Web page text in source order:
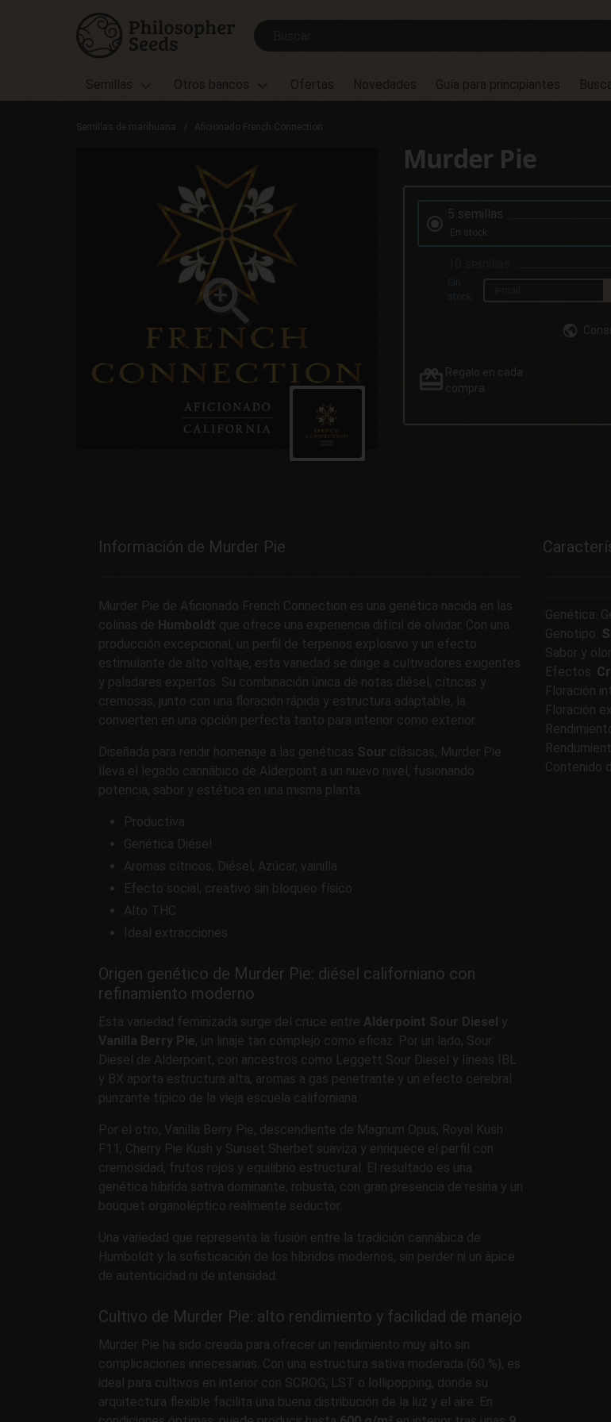
Semillas Otros bancos Ofertas Novedades Guía para principiantes
Semillas de marihuana Aficionado French Connection
Murder Pie
5 semillas
En stock
Sin
stock.
Regalo en cada
compra
Información de Murder Pie
Murder Pie de Aficionado French Connection es una genética nacida en las
colinas de Humboldt que ofrece una experiencia difícil de olvidar. Con una
producción excepcional, un perfil de terpenos explosivo y un efecto
estimulante de alto voltaje, esta variedad se dirige a cultivadores exigentes
y paladares expertos. Su combinación única de notas diésel, cítricas y
cremosas, junto con una floración rápida y estructura adaptable, la
convierten en una opción perfecta tanto para interior como exterior.
Diseñada para rendir homenaje a las genéticas Sour clásicas, Murder Pie
lleva el legado cannábico de Alderpoint a un nuevo nivel, fusionando
potencia, sabor y estética en una misma planta.
Productiva
Genética Diésel
Aromas cítricos, Diésel, Azúcar, vainilla
Efecto social, creativo sin bloqueo físico
Alto THC
Ideal extracciones
Origen genético de Murder Pie: diésel californiano con
refinamiento moderno
Esta variedad feminizada surge del cruce entre Alderpoint Sour Diesel y
Vanilla Berry Pie, un linaje tan complejo como eficaz. Por un lado, Sour
Diesel de Alderpoint, con ancestros como Leggett Sour Diesel y líneas IBL
y BX aporta estructura alta, aromas a gas penetrante y un efecto cerebral
punzante típico de la vieja escuela californiana.
Por el otro, Vanilla Berry Pie, descendiente de Magnum Opus, Royal Kush
F11, Cherry Pie Kush y Sunset Sherbet suaviza y enriquece el perfil con
cremosidad, frutos rojos y equilibrio estructural. El resultado es una
genética híbrida sativa dominante, robusta, con gran presencia de resina y un
bouquet organoléptico realmente seductor.
Una variedad que representa la fusión entre la tradición cannábica de
Humboldt y la sofisticación de los híbridos modernos, sin perder ni un ápice
de autenticidad ni de intensidad.
Cultivo de Murder Pie: alto rendimiento y facilidad de manejo
Murder Pie ha sido creada para ofrecer un rendimiento muy alto sin
complicaciones innecesarias. Con una estructura sativa moderada (60 %), es
ideal para cultivos en interior con SCROG, LST o lollipopping, donde su
arquitectura flexible facilita una buena distribución de la luz y el aire. En
Genética:
Genotipo:
Sabor y
Efectos:
Floración
Floración
Contenido